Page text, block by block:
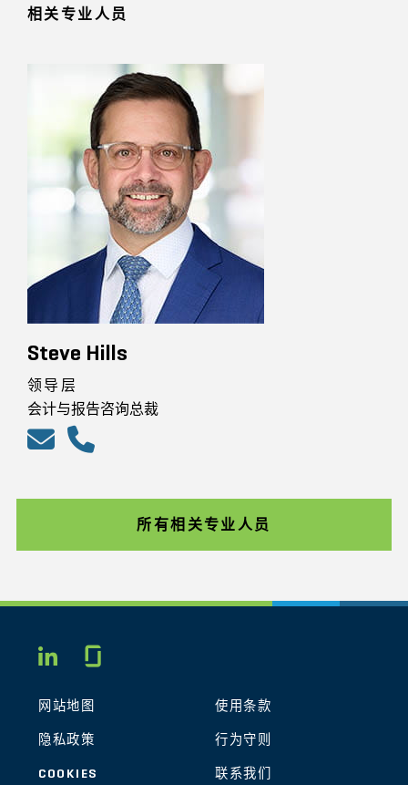
相关专业人员
Steve Hills
领导层
会计与报告咨询总裁
所有相关专业人员
LINKEDIN
网站地图 使用条款
隐私政策 行为守则
COOKIES 联系我们